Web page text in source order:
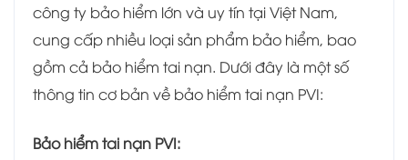
công ty bảo hiểm lớn và uy tín tại Việt Nam,
cung cấp nhiều loại sản phẩm bảo hiểm, bao
gồm cả bảo hiểm tai nạn. Dưới đây là một số
thông tin cơ bản về bảo hiểm tai nạn PVI:
Bảo hiểm tai nạn PVI: